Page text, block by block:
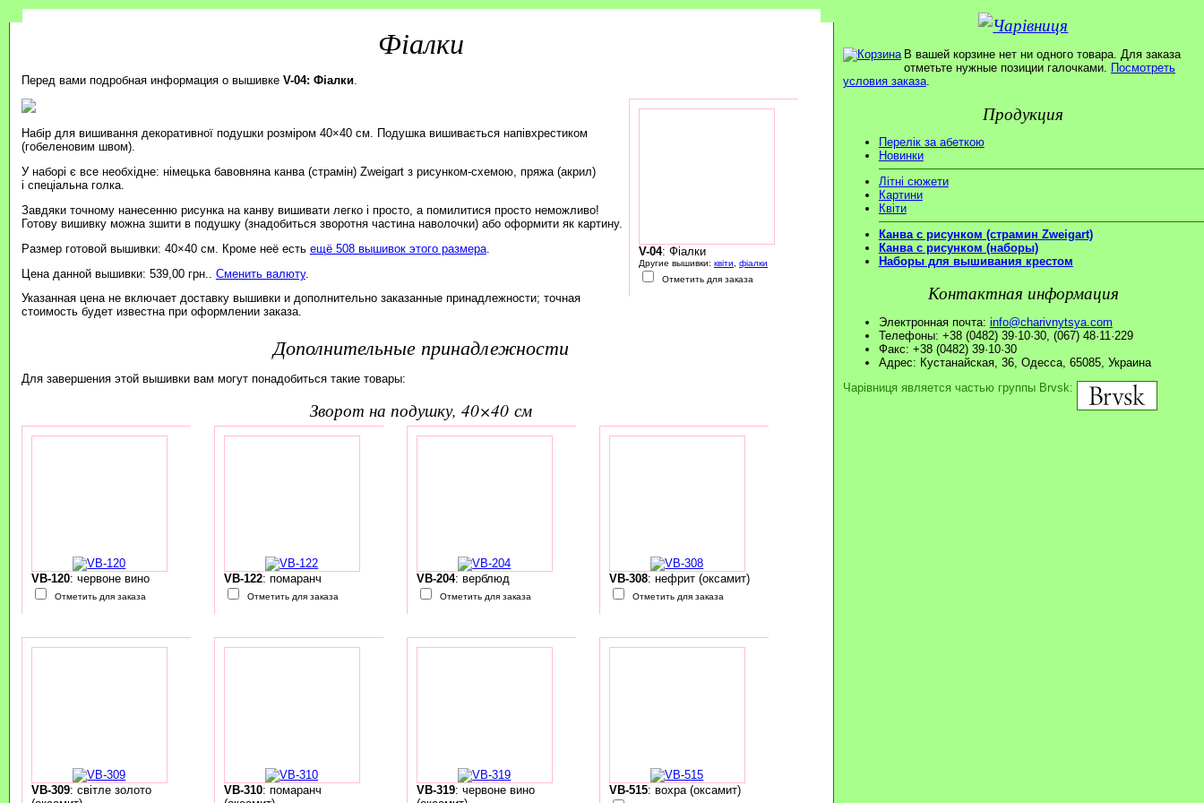
Фіалки
Перед вами подробная информация о вышивке V-04: Фіалки.
V-04: Фіалки
Другие вышивки: квіти
фіалки
Отметить для заказа
Набір для вишивання декоративної подушки розміром 40×40 см. Подушка вишивається напівхрестиком
(гобеленовим швом).
У наборі є все необхідне: німецька бавовняна канва (страмін) Zweigart з рисунком-схемою, пряжа (акрил)
і спеціальна голка.
Завдяки точному нанесенню рисунка на канву вишивати легко і просто, а помилитися просто неможливо!
Готову вишивку можна зшити в подушку (знадобиться зворотня частина наволочки) або оформити як картину.
Размер готовой вышивки: 40×40 см. Кроме неё есть ещё 508 вышивок этого размера.
Цена данной вышивки: 539,00 грн.. Сменить валюту.
Указанная цена не включает доставку вышивки и дополнительно заказанные принадлежности; точная
стоимость будет известна при оформлении заказа.
Дополнительные принадлежности
Для завершения этой вышивки вам могут понадобиться такие товары:
зворот на подушку, 40×40 см
VB-120: червоне вино
Отметить для заказа
VB-122: помаранч
Отметить для заказа
VB-204: верблюд
Отметить для заказа
VB-308: нефрит (оксамит)
Отметить для заказа
VB-309: світле золото
VB-310: помаранч
VB-319: червоне вино
VB-515: вохра (оксамит)
В вашей корзине нет ни одного товара. Для заказа
отметьте нужные позиции галочками. Посмотреть
условия заказа.
Продукция
Перелік за абеткою
Новинки
Літні сюжети
Картини
Квіти
Канва с рисунком (страмин Zweigart)
Канва с рисунком (наборы)
Наборы для вышивания крестом
Контактная информация
Электронная почта: info@charivnytsya.com
Телефоны: +38 (0482) 39·10·30, (067) 48·11·229
Факс: +38 (0482) 39·10·30
Адрес: Кустанайская, 36, Одесса, 65085, Украина
Чарівниця является частью группы Brvsk: